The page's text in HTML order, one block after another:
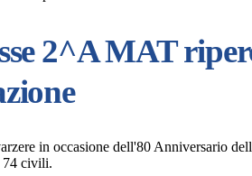
2^A MAT
in occasione dell'80 Anniversario
civili.